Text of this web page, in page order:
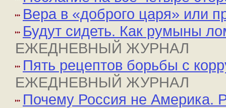
Вера в «доброго царя» или
Будут сидеть. Как румыны
ЕЖЕДНЕВНЫЙ ЖУРНАЛ
Пять рецептов борьбы с
ЕЖЕДНЕВНЫЙ ЖУРНАЛ
Почему Россия не Америка.